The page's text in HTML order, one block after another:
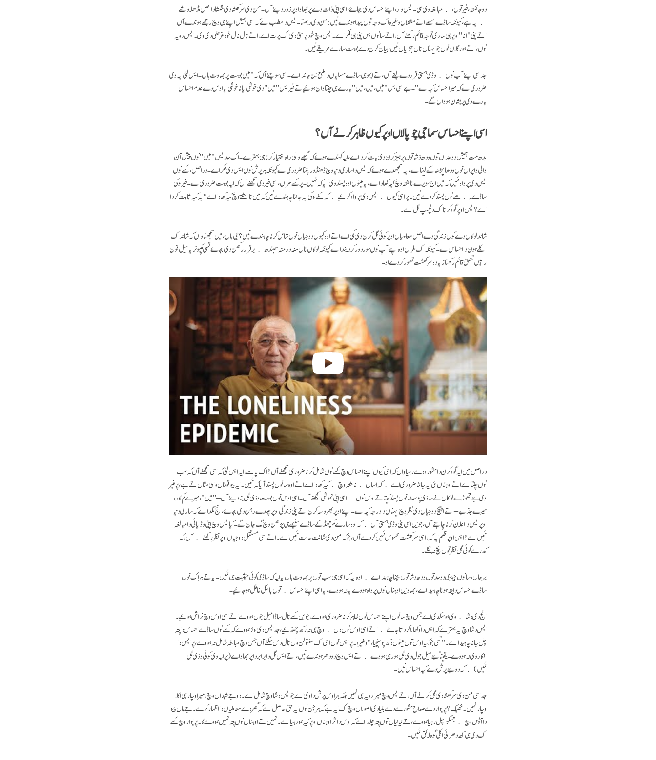
دوجا نکتہ، فیر توں، مبالغہ وی سی۔ ایس وار، اپنے احساس دی بجاۓ، اسی اپنی ذات دے پربھاو اوپر زور دینے آں۔ من دی سرکھشا دی شکشا دا اصل مڈھلا وشے
ایہ ہے، کیونکہ ساڈے مسلے اتے مشکلاں وغیرہ اک وجہ توں پیدا ہوندے نیں: من دی رجھتا۔ ایس دا مطلب اے کہ اسی ہمیش اپنے ہی وچ رجھے ہوندے آں
اتے اپنی "انا" اوپر ہی ساری توجہ قائم رکھنے آں، اتے سانوں بس اپنی ہی فکر اے۔ ایس وچ خود پرستی دی اک پرت اے، اتے نال نال خودغرضی دی وی۔ ایس رویہ
نوں، اتے ہور گلاں نوں جو ایہناں نال جڑیاں نیں، بیان کرن دے بوہت سارے طریقے نیں۔
جد اسی اپنے آپ نوں وڈی ہستی قرار دے لینے آں، تے ایہو ہی ساڈے مسلیاں دا منبع بن جاندا اے۔ اسی سوچنے آں کہ "میں بوہت پربھاوت ہاں۔ ایس لئی ایہ وی
ضروری اے کہ میرا احساس کیہ اے"۔ جے اسی بس "میں، میں، میں" بارے ہی چنتا وان ہوئیے تے فیر ایس "میں" دی خوشی یا ناخوشی یا اوس دے عدم احساس
بارے وی پریشان ہوواں گے۔
اسی اپنے احساس سماجی چوپالاں اوپر کیوں ظاہر کرنے آں؟
بدھ مت ہمیش دو حداں توں ودھ دَشا توں پرہیز کرن دی بات کردا اے، ایہ کہندے ہوۓ کہ گبھے والی راہ اختیار کرنا ہی بہتر اے۔ اک حد ایس "میں" نوں پیش آن
والی واپراں نوں ودھا چڑھا کے لینا اے، ایہ سمجھدے ہوۓ کہ ایس دا ساری دنیا وچ ڈھنڈورا پٹنا ضروری اے کیونکہ ہر پرش نوں ایس دی فکر اے۔ دراصل، کسے نوں
ایس دی پرواہ نئیں کہ میں اج سویرے ناشتہ وچ کیہ کھادا اے، یا مینوں اوہ پسند وی آیا کہ نہیں۔ پر کسے طراں، اسی فیر وی سمجھنے آں کہ ایہ بوہت ضروری اے۔ فیر لوکی
ساڈے لکھے نوں پسند کردے نیں۔ پر اسی کیوں ایس دی پرواہ کرئیے کہ کنے لوکی ایہ جاننا چاہندے نیں کہ میں ناشتے وچ کیہ کھادا اے؟ ایہ کیہ ثابت کردا
اے؟ ایس اوپر گوہ کرنا اک دلچسپ گل اے۔
شائد لوکاں دے کول زندگی دے اصل معاملیاں اوپر کوئی گل کرن دی کمی اے اتے اوہ کیول دوجیاں نوں شامل کرنا چاہندے نیں؟ جی ہاں، میں سمجھنا واں کہ شائد اک
اکلے ہون دا احساس اے۔ کیونکہ اک طراں اوہ اپنے آپ نوں ہور دور کر دیندا اے کیونکہ لوکاں نال منہ در منہ سمبندھ برقرار رکھن دی بجاۓ تسی کمپیوٹر یا سیل فون
راہیں تعلق قائم رکھنا زیادہ سرکھشت تصور کردے او۔
دراصل میں ایہ گوہ کرن دا مشورہ دے رہیا واں کہ اسی کیوں اپنے احساس وچ کسے نوں شامل کرنا ضروری سمجھنے آں؟ اک پاسے، ایہ ایس لئی کہ اسی سمجھنے آں کہ سب
نوں چنتا اے اتے اوہناں لئی ایہ جاننا ضروری اے کہ اساں ناشتہ وچ کیہ کھادا اے اتے اوہ سانوں پسند آیا کہ نئیں۔ ایہ بیوقوفاں والی مثال تے ہے، پر فیر
وی جے تھوڑے لوکاں نے ساڈی پوسٹ نوں پسند کیتا تے اوس نوں اسی اپنی نموشی سمجھنے آں۔ اسی اوس نوں بوہت وڈی گل بنا دینے آں – "میں"، میرے کم کار،
میرے جذبے – اتے اچیچ دوجیاں دی نظر وچ ایہناں دا درجہ کیہ اے۔ اپنے اوپر بھروسہ کرن اتے اپنی زندگی اوپر چلدے رہن دی بجاۓ، انج لگدا اے کہ ساری دنیا
اوپر ایس دا اعلان کرنا چاہنے آں، جویں اسی اینی وڈی ہستی آں کہ اوہ سارے کم چھڈ کے ساڈے سنیہے ہی پڑھن وچ لگ جان گے۔ کیا ایس وچ اپنی وڈیائی دا مبالغہ
نئیں اے؟ ایس اوپر ظلم ایہ کہ، اسی سرکھشت محسوس نئیں کردے آں، جو کہ من دی شانت حالت نئیں اے۔ اتے اسی مستقل دوجیاں اوپر نظر رکھنے آں، کہ
کدرے کوئی گل نظر توں بچ نہ نکلے۔
بہر حال، سانوں جیہڑی دو حد توں ودھ دشا توں بچنا چاہیدا اے اوہ ایہ کہ اسی ہی سب توں پربھاوت ہاں یا ایہ کہ ساڈی کوئی حیثیت ہی نئیں۔ یا تے ہر اک نوں
ساڈے احساس دا پتہ ہونا چاہیدا اے، بھاویں اوہناں نوں پرواہ ہووے یا نہ ہووے، یا اسی اپنے احساس توں بالکل غافل ہو جائیے۔
انج دی دشا وی ہو سکدی اے جس وچ سانوں اپنے احساس نوں ظاہر کرنا ضروری ہووے، جویں کسے نال ساڈا میل جول ہووے اتے اسی اوس وچ نراش ہوئیے۔
ایس دشا وچ ایہ بہتر اے کہ ایس دا وکھالا کر دتا جاۓ اتے اسی اوس نوں دل وچ ہی نہ رکھ چھڈئیے، جد ایس دی لوڑ ہووے کہ کسے نوں ساڈے احساس دا پتہ
چل جانا چاہیدا اے۔ "تسی جو کہیا اوس توں مینوں دکھ پوہنچیا،" وغیرہ۔ پر ایس نوں اسی اک سنتولن ول نال دس سکنے آں جس وچ مبالغہ شامل نہ ہووے، پر ایس دا
انکار وی نہ ہووے۔ یقیناً جے میل جول دی گل ہو رہی ہووے تے ایس وچ دو دھر ہوندے نیں، اتے ایس گل دا برابر دا پربھاو اے (پر ایہ وی کوئی وڈی گل
نئیں) کہ دوجے پرش دے کیہ احساس نیں۔
جد اسی من دی سرکھشا دی گل کرنے آں، تے ایس وچ میرا رویہ ہی نہیں بلکہ ہر اوس پرش دا وی اے جو ایس دشا وچ شامل اے۔ دوجے شبداں وچ، میرا وچار ہی اکلا
وچار نہیں۔ ٹھیک؟ پریوار دے صلاح مشورے دے بنیادی اصولاں وچ اک ایہ ہے کہ ہر جن نوں ایہ حق حاصل اے کہ گھر دے معاملیاں دا اظہار کرے۔ جے ماں پیو
دا آپس وچ جھگڑا چل رہیا ہووے، تے نیانیاں توں پتہ چلدا اے کہ اوس دا اثر اوہناں اوپر کیہ ہو رہیا اے۔ نہیں تے اوہناں نوں پتہ نہیں ہووے گا۔ پریوار وچ کسے
اک دی ہی اکھ دھرائی اکلی گوہ لائق نئیں۔